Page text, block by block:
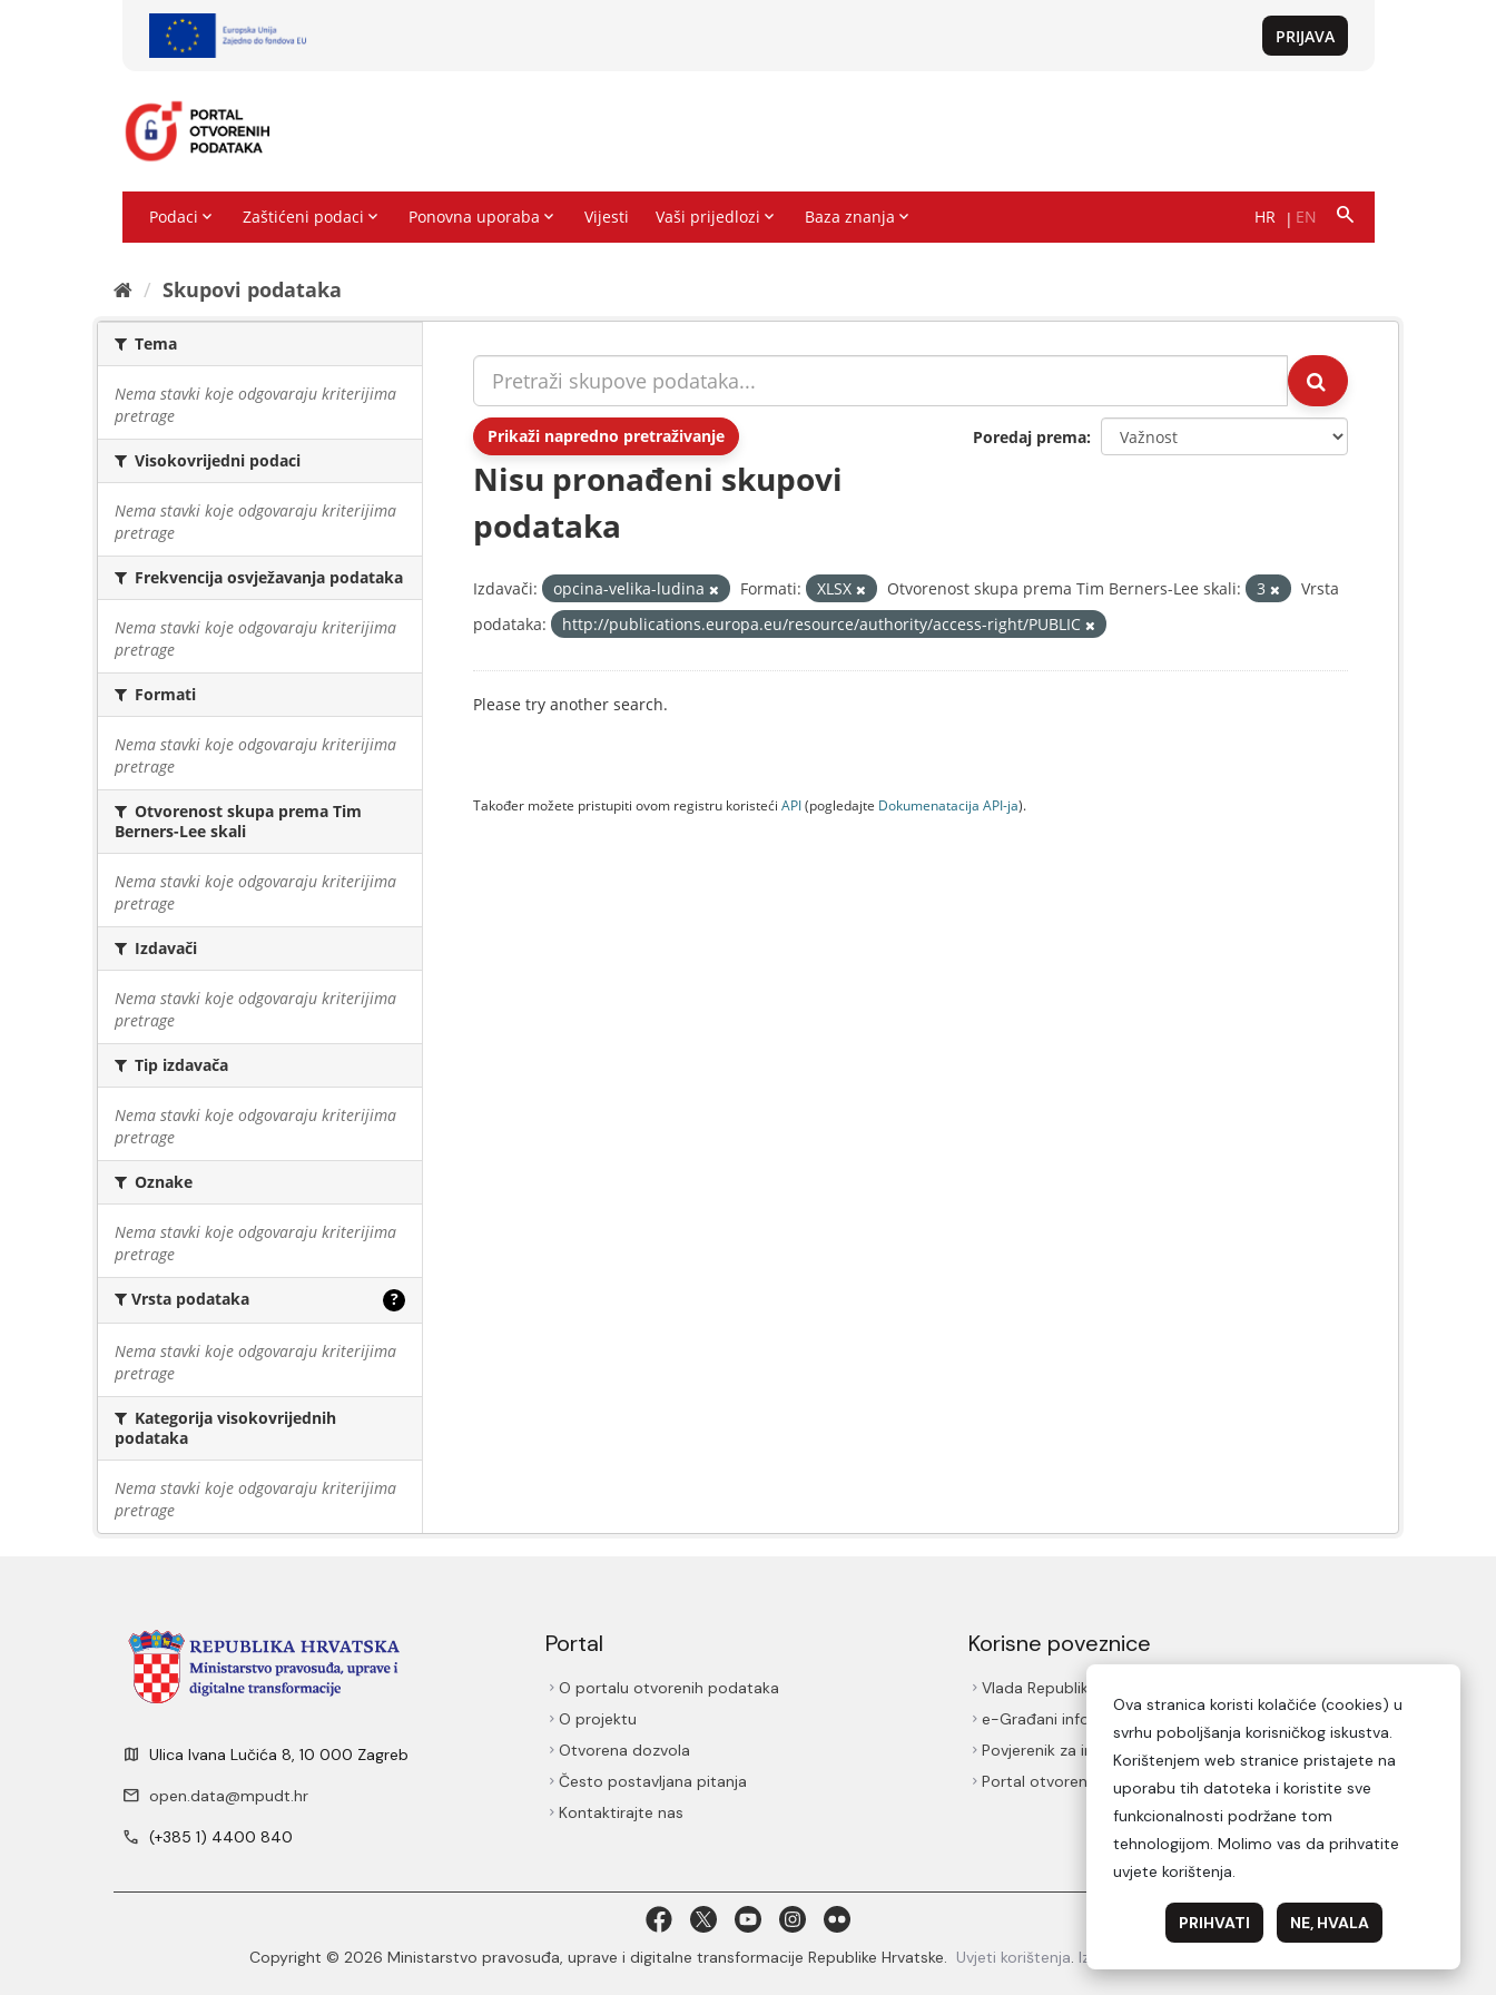
Skupovi podаtаkа
Tema
Nema stavki koje odgovaraju kriterijima
pretrage
Visokovrijedni podaci
Nema stavki koje odgovaraju kriterijima
pretrage
Frekvencija osvježavanja podataka
Nema stavki koje odgovaraju kriterijima
pretrage
Formati
Nema stavki koje odgovaraju kriterijima
pretrage
Otvorenost skupa prema Tim
Berners-Lee skali
Nema stavki koje odgovaraju kriterijima
pretrage
Izdavači
Nema stavki koje odgovaraju kriterijima
pretrage
Tip izdavača
Nema stavki koje odgovaraju kriterijima
pretrage
Oznake
Nema stavki koje odgovaraju kriterijima
pretrage
Vrsta podataka ?
Nema stavki koje odgovaraju kriterijima
pretrage
Kategorija visokovrijednih
podataka
Nema stavki koje odgovaraju kriterijima
pretrage
Prikaži napredno pretraživanje Poredaj prema
Nisu pronađeni skupovi
podataka
Izdavači: opcina-velika-ludina Formati: XLSX Otvorenost skupa prema Tim Berners-Lee skali: 3
Vrsta
podataka:
http://publications.europa.eu/resource/authority/access-right/PUBLIC
Please try another search.
Također možete pristupiti ovom registru koristeći API(pogledajte Dokumenаtаcijа API-jа).